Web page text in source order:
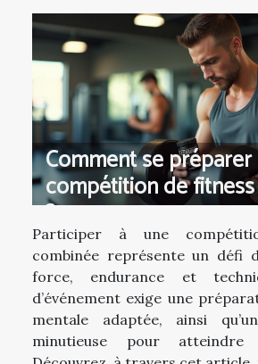
Comment se
compétition de
?
Participer à une
combinée représente un défi
force, endurance et
d’événement exige une
mentale adaptée, ainsi
minutieuse pour atteindre